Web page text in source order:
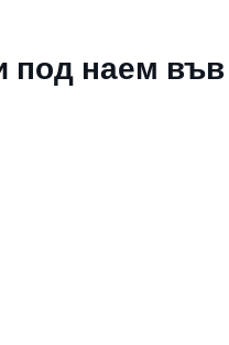
под наем